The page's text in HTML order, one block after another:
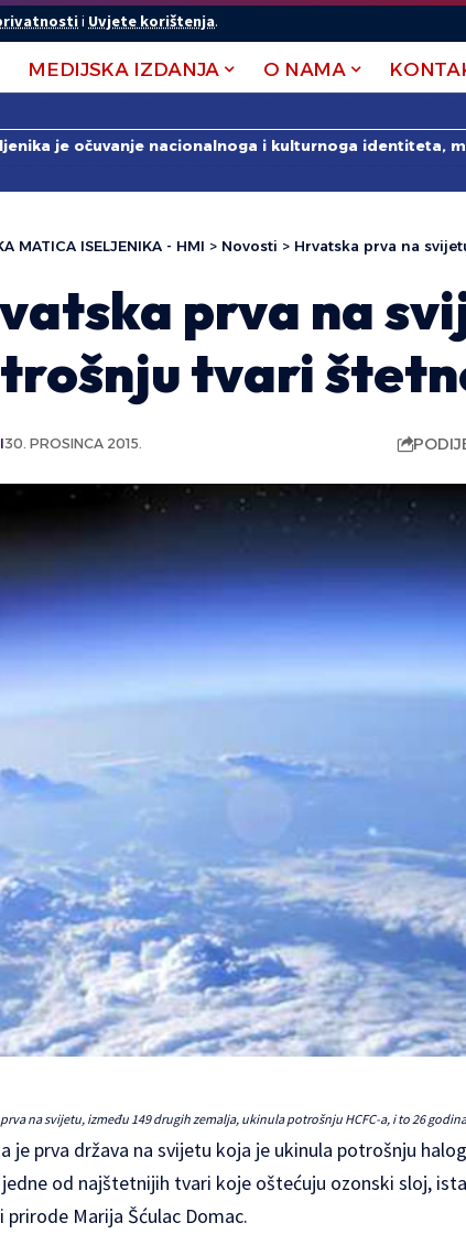
i Uvjete korištenja.
MEDIJSKA IZDANJA O NAMA
je očuvanje nacionalnoga i kulturnoga identiteta,
MATICA ISELJENIKA - HMI > Novosti > Hrvatska prva na
prva na
tvari
30. PROSINCA 2015.
na svijetu, između 149 drugih zemalja, ukinula potrošnju HCFC-a, i to 26
je prva država na svijetu koja je ukinula potrošnju
jedne od najštetnijih tvari koje oštećuju ozonski sloj,
prirode Marija Šćulac Domac.